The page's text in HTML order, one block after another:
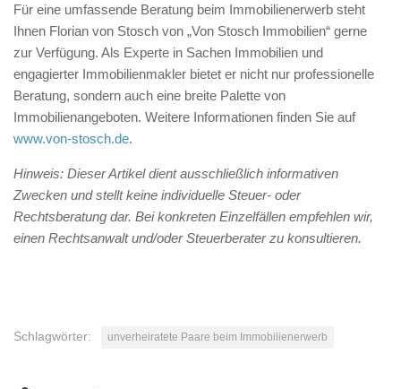
Für eine umfassende Beratung beim Immobilienerwerb steht
Ihnen Florian von Stosch von „Von Stosch Immobilien“ gerne
zur Verfügung. Als Experte in Sachen Immobilien und
engagierter Immobilienmakler bietet er nicht nur professionelle
Beratung, sondern auch eine breite Palette von
Immobilienangeboten. Weitere Informationen finden Sie auf
www.von-stosch.de.
Hinweis: Dieser Artikel dient ausschließlich informativen
Zwecken und stellt keine individuelle Steuer- oder
Rechtsberatung dar. Bei konkreten Einzelfällen empfehlen wir,
einen Rechtsanwalt und/oder Steuerberater zu konsultieren.
Schlagwörter: unverheiratete Paare beim Immobilienerwerb